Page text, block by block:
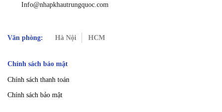
Info@nhapkhautrungquoc.com
Văn phòng: Hà Nội HCM
Chính sách bảo mật
Chính sách thanh toán
Chính sách bảo mật